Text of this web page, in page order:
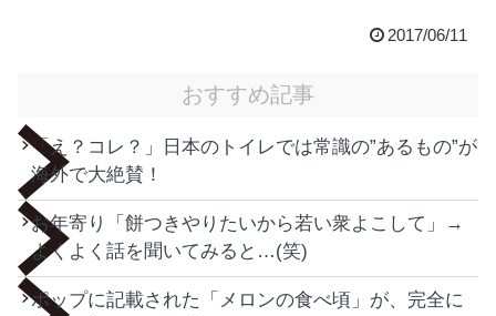
2017/06/11
おすすめ記事
「え？コレ？」日本のトイレでは常識の”あるもの”が
海外で大絶賛！
お年寄り「餅つきやりたいから若い衆よこして」→
よくよく話を聞いてみると…(笑)
ポップに記載された「メロンの食べ頃」が、完全に